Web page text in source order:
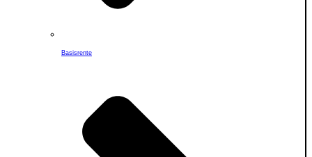
Basisrente